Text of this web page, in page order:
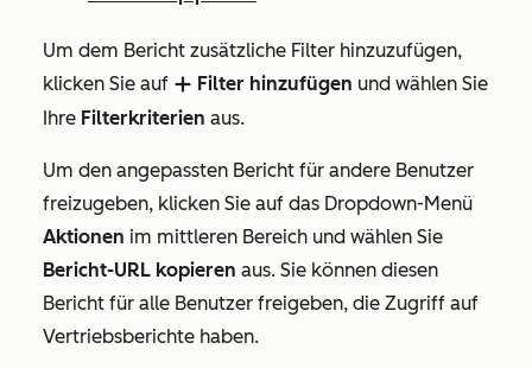
Um dem Bericht zusätzliche Filter hinzuzufügen,
klicken Sie auf add Filter hinzufügen und wählen Sie
Ihre Filterkriterien aus.
Um den angepassten Bericht für andere Benutzer
freizugeben, klicken Sie auf das Dropdown-Menü
Aktionen im mittleren Bereich und wählen Sie
Bericht-URL kopieren aus. Sie können diesen
Bericht für alle Benutzer freigeben, die Zugriff auf
Vertriebsberichte haben.